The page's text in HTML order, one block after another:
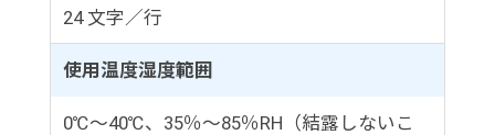
24 文字／行
使用温度湿度範囲
0℃～40℃、35％～85％RH（結露しないこ